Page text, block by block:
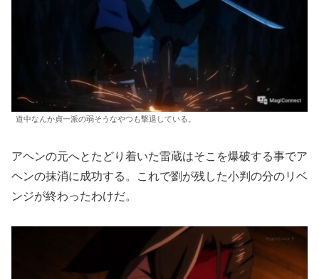
道中なんか貞一派の弱そうなやつも撃退している。
アヘンの元へとたどり着いた雷蔵はそこを爆破する事でア
ヘンの抹消に成功する。これで劉が残した小判の分のリベ
ンジが終わったわけだ。